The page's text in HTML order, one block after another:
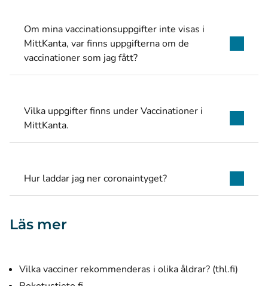
Om mina vaccinationsuppgifter inte visas i
MittKanta, var finns uppgifterna om de
vaccinationer som jag fått?
Vilka uppgifter finns under Vaccinationer i
MittKanta.
Hur laddar jag ner coronaintyget?
Läs mer
Vilka vacciner rekommenderas i olika åldrar? (thl.fi)